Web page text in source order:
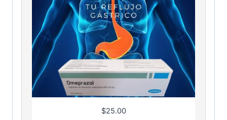
$25.00